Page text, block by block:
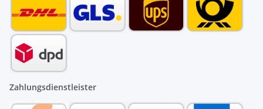
Zahlungsdienstleister